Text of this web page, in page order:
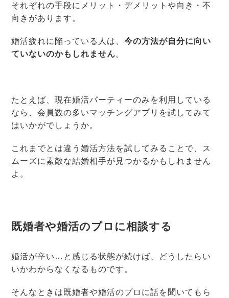
それぞれの手段にメリット・デメリットや向き・不
向きがあります。
婚活疲れに陥っている人は、 今の方法が自分に向い
ていないのかもしれません。
たとえば、現在婚活パーティーのみを利用している
なら、会員数の多いマッチングアプリを試してみて
はいかがでしょうか。
これまでとは違う婚活方法を試してみることで、ス
ムーズに素敵な結婚相手が見つかるかもしれません
よ。
既婚者や婚活のプロに相談する
婚活が辛い…と感じる状態が続けば、どうしたらい
いかわからなくなるものです。
そんなときは既婚者や婚活のプロに話を聞いてもら